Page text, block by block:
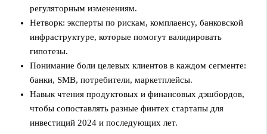
регуляторным изменениям.
Нетворк: эксперты по рискам, комплаенсу, банковской
инфраструктуре, которые помогут валидировать
гипотезы.
Понимание боли целевых клиентов в каждом сегменте:
банки, SMB, потребители, маркетплейсы.
Навык чтения продуктовых и финансовых дэшбордов,
чтобы сопоставлять разные финтех стартапы для
инвестиций 2024 и последующих лет.